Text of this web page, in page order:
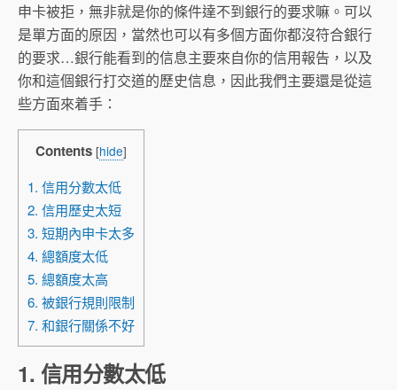
申卡被拒，無非就是你的條件達不到銀行的要求嘛。可以
是單方面的原因，當然也可以有多個方面你都沒符合銀行
的要求…銀行能看到的信息主要來自你的信用報告，以及
你和這個銀行打交道的歷史信息，因此我們主要還是從這
些方面來着手：
Contents [hide]
1. 信用分數太低
2. 信用歷史太短
3. 短期內申卡太多
4. 總額度太低
5. 總額度太高
6. 被銀行規則限制
7. 和銀行關係不好
1. 信用分數太低